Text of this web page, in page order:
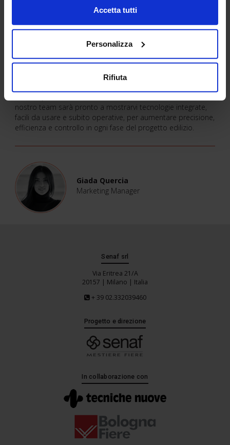
Accetta tutti
Personalizza
Rifiuta
robotiche e software BIM. Offriamo un workflow completo
ridurre errori e integrare ogni fase, dalla topografia iniziale
alla consegna dell’opera.
Qual è il tuo messaggio di invito a visitare il vostro stand a
nostro team sarà pronto a mostrarvi tecnologie integrate,
facili da usare e subito operative, per aumentare precisione,
efficienza e controllo in ogni fase del progetto edilizio.
Giada Quercia
Marketing Manager
Senaf srl
Via Eritrea 21/A
20157 | Milano | Italia
+ 39 02.332039460
Progetto e direzione
In collaborazione con